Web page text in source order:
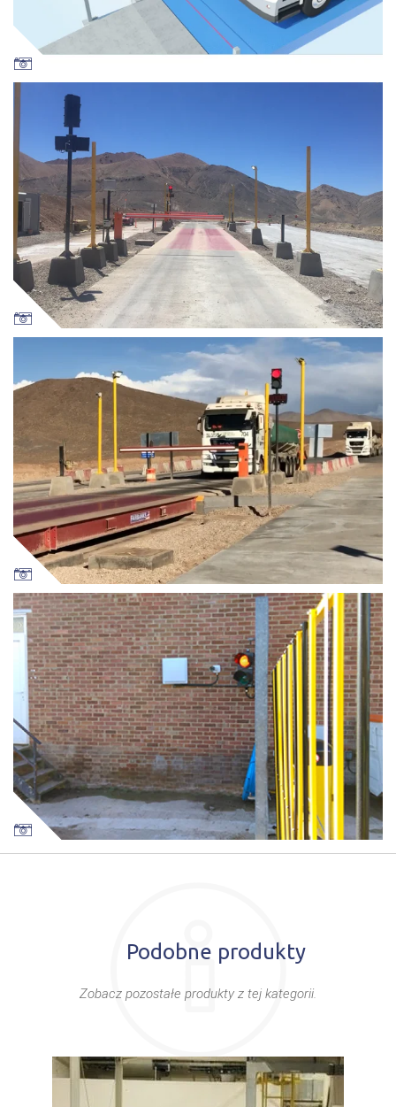
Podobne produkty
Zobacz pozostałe produkty z tej kategorii.